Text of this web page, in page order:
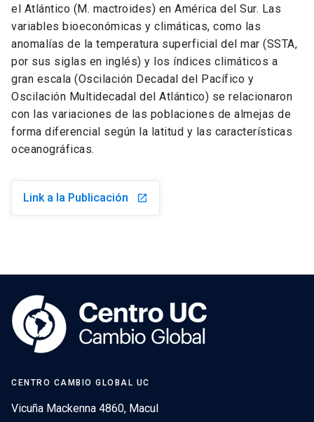
el Atlántico (M. mactroides) en América del Sur. Las
variables bioeconómicas y climáticas, como las
anomalías de la temperatura superficial del mar (SSTA,
por sus siglas en inglés) y los índices climáticos a
gran escala (Oscilación Decadal del Pacífico y
Oscilación Multidecadal del Atlántico) se relacionaron
con las variaciones de las poblaciones de almejas de
forma diferencial según la latitud y las características
oceanográficas.
Link a la Publicación launch
CENTRO CAMBIO GLOBAL UC
Vicuña Mackenna 4860, Macul